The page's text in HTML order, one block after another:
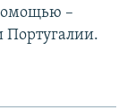
–
Португалии.